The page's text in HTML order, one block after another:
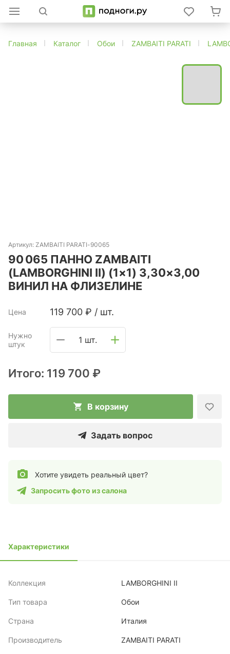
Главная Каталог Обои ZAMBAITI PARATI
Артикул: ZAMBAITI PARATI-90065
90 065 ПАННО ZAMBAITI
(LAMBORGHINI II) (1×1) 3,30×3,00
ВИНИЛ НА ФЛИЗЕЛИНЕ
Цена 119 700 ₽ / шт.
Нужно
штук
1 шт.
Итого: 119 700 ₽
В корзину
Задать вопрос
Хотите увидеть реальный цвет?
Запросить фото из салона
Характеристики
Коллекция LAMBORGHINI II
Тип товара Обои
Страна Италия
Производитель ZAMBAITI PARATI